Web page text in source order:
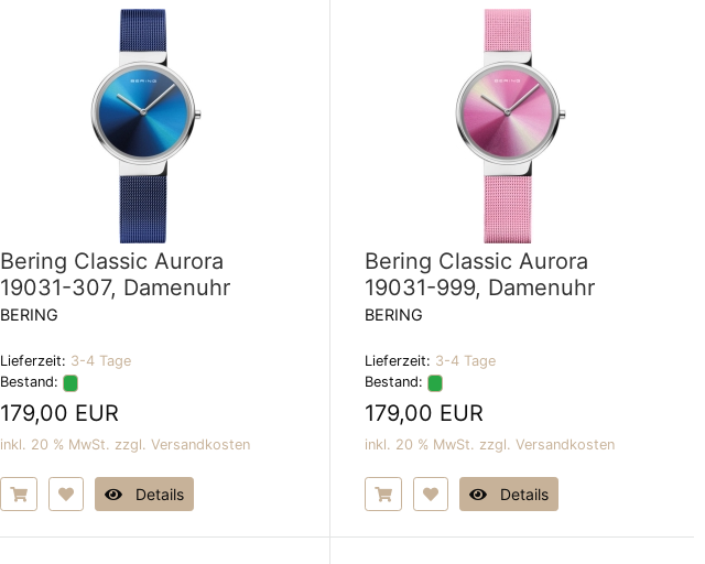
Bering Classic Aurora
19031-307, Damenuhr
BERING
Lieferzeit: 3-4 Tage
Bestand:
179,00 EUR
inkl. 20 % MwSt. zzgl. Versandkosten
Details
Bering Classic Aurora
19031-999, Damenuhr
BERING
Lieferzeit: 3-4 Tage
Bestand:
179,00 EUR
inkl. 20 % MwSt. zzgl. Versandkosten
Details